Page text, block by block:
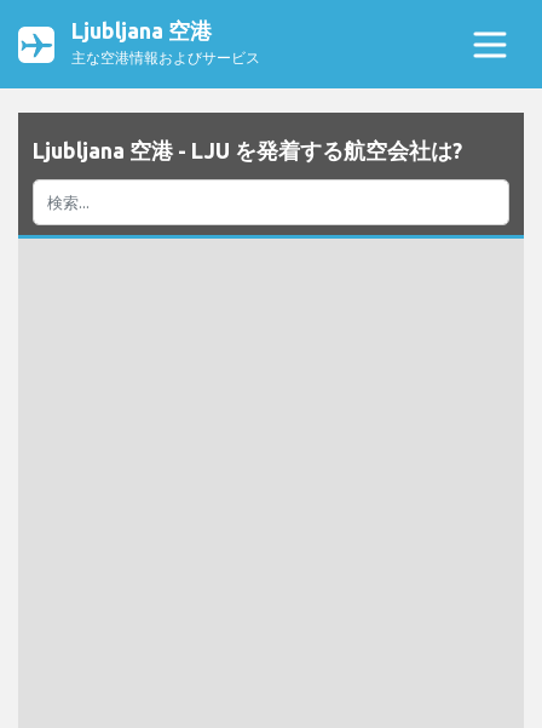
Ljubljana 空港
主な空港情報およびサービス
Ljubljana 空港 - LJU を発着する航空会社は?